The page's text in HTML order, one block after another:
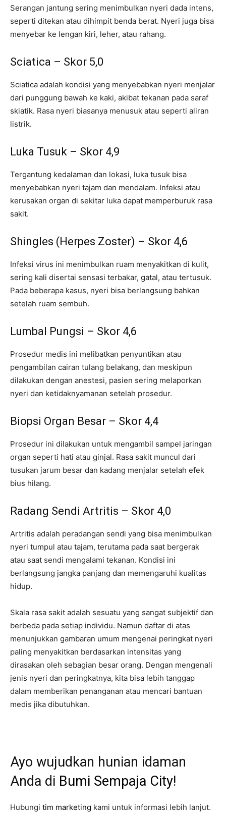
Serangan jantung sering menimbulkan nyeri dada intens,
seperti ditekan atau dihimpit benda berat. Nyeri juga bisa
menyebar ke lengan kiri, leher, atau rahang.
Sciatica – Skor 5,0
Sciatica adalah kondisi yang menyebabkan nyeri menjalar
dari punggung bawah ke kaki, akibat tekanan pada saraf
skiatik. Rasa nyeri biasanya menusuk atau seperti aliran
listrik.
Luka Tusuk – Skor 4,9
Tergantung kedalaman dan lokasi, luka tusuk bisa
menyebabkan nyeri tajam dan mendalam. Infeksi atau
kerusakan organ di sekitar luka dapat memperburuk rasa
sakit.
Shingles (Herpes Zoster) – Skor 4,6
Infeksi virus ini menimbulkan ruam menyakitkan di kulit,
sering kali disertai sensasi terbakar, gatal, atau tertusuk.
Pada beberapa kasus, nyeri bisa berlangsung bahkan
setelah ruam sembuh.
Lumbal Pungsi – Skor 4,6
Prosedur medis ini melibatkan penyuntikan atau
pengambilan cairan tulang belakang, dan meskipun
dilakukan dengan anestesi, pasien sering melaporkan
nyeri dan ketidaknyamanan setelah prosedur.
Biopsi Organ Besar – Skor 4,4
Prosedur ini dilakukan untuk mengambil sampel jaringan
organ seperti hati atau ginjal. Rasa sakit muncul dari
tusukan jarum besar dan kadang menjalar setelah efek
bius hilang.
Radang Sendi Artritis – Skor 4,0
Artritis adalah peradangan sendi yang bisa menimbulkan
nyeri tumpul atau tajam, terutama pada saat bergerak
atau saat sendi mengalami tekanan. Kondisi ini
berlangsung jangka panjang dan memengaruhi kualitas
hidup.
Skala rasa sakit adalah sesuatu yang sangat subjektif dan
berbeda pada setiap individu. Namun daftar di atas
menunjukkan gambaran umum mengenai peringkat nyeri
paling menyakitkan berdasarkan intensitas yang
dirasakan oleh sebagian besar orang. Dengan mengenali
jenis nyeri dan peringkatnya, kita bisa lebih tanggap
dalam memberikan penanganan atau mencari bantuan
medis jika dibutuhkan.
Ayo wujudkan hunian idaman
Anda di Bumi Sempaja City!
Hubungi tim marketing kami untuk informasi lebih lanjut.